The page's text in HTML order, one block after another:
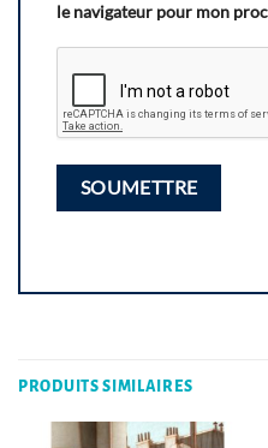
le navigateur pour mon
PRODUITS SIMILAIRES